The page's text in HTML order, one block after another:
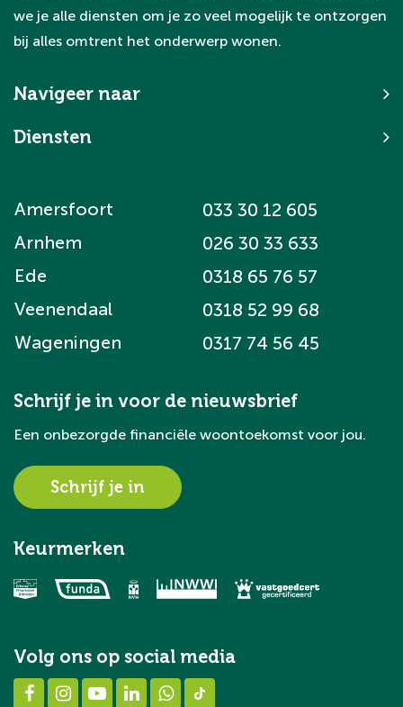
we je alle diensten om je zo veel mogelijk te ontzorgen
bij alles omtrent het onderwerp wonen.
Navigeer naar
Diensten
Amersfoort
033 30 12 605
Arnhem
026 30 33 633
Ede
0318 65 76 57
Veenendaal
0318 52 99 68
Wageningen
0317 74 56 45
Schrijf je in voor de nieuwsbrief
Een onbezorgde financiële woontoekomst voor jou.
Schrijf je in
Keurmerken
Volg ons op social media